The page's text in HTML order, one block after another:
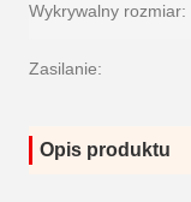
Wykrywalny rozmiar:
Zasilanie:
Opis produktu